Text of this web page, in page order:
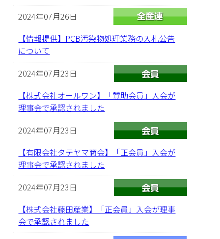
2024年07月26日
【情報提供】PCB汚染物処理業務の入札公告
について
2024年07月23日
【株式会社オールワン】「賛助会員」入会が
理事会で承認されました
2024年07月23日
【有限会社タテヤマ商会】「正会員」入会が
理事会で承認されました
2024年07月23日
【株式会社藤田産業】「正会員」入会が理事
会で承認されました